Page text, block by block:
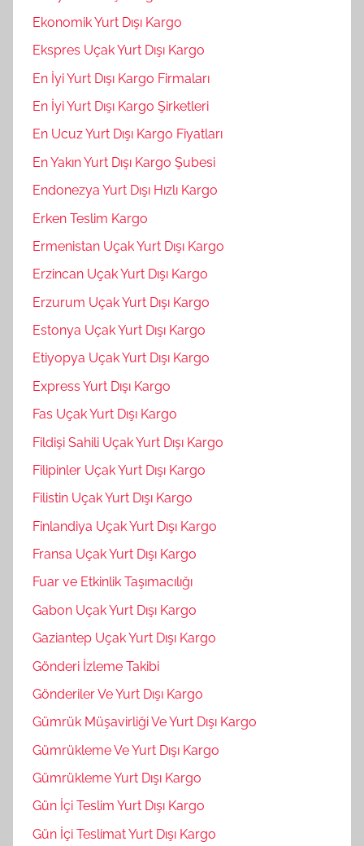
Ekonomik Yurt Dışı Kargo
Ekspres Uçak Yurt Dışı Kargo
En İyi Yurt Dışı Kargo Firmaları
En İyi Yurt Dışı Kargo Şirketleri
En Ucuz Yurt Dışı Kargo Fiyatları
En Yakın Yurt Dışı Kargo Şubesi
Endonezya Yurt Dışı Hızlı Kargo
Erken Teslim Kargo
Ermenistan Uçak Yurt Dışı Kargo
Erzincan Uçak Yurt Dışı Kargo
Erzurum Uçak Yurt Dışı Kargo
Estonya Uçak Yurt Dışı Kargo
Etiyopya Uçak Yurt Dışı Kargo
Express Yurt Dışı Kargo
Fas Uçak Yurt Dışı Kargo
Fildişi Sahili Uçak Yurt Dışı Kargo
Filipinler Uçak Yurt Dışı Kargo
Filistin Uçak Yurt Dışı Kargo
Finlandiya Uçak Yurt Dışı Kargo
Fransa Uçak Yurt Dışı Kargo
Fuar ve Etkinlik Taşımacılığı
Gabon Uçak Yurt Dışı Kargo
Gaziantep Uçak Yurt Dışı Kargo
Gönderi İzleme Takibi
Gönderiler Ve Yurt Dışı Kargo
Gümrük Müşavirliği Ve Yurt Dışı Kargo
Gümrükleme Ve Yurt Dışı Kargo
Gümrükleme Yurt Dışı Kargo
Gün İçi Teslim Yurt Dışı Kargo
Gün İçi Teslimat Yurt Dışı Kargo